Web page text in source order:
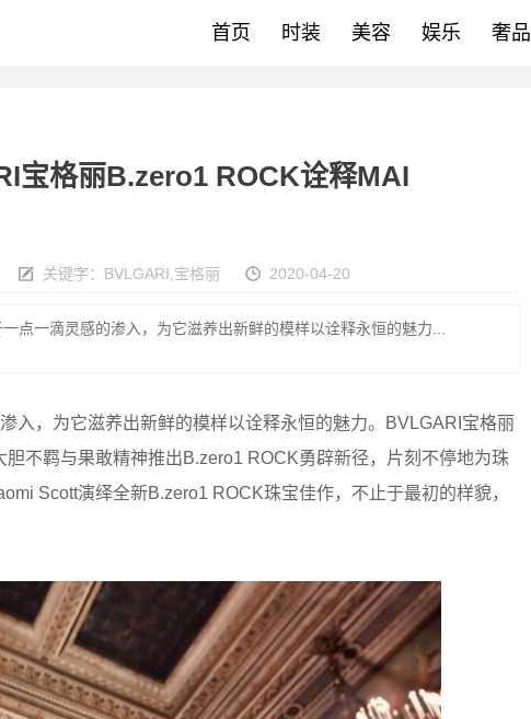
首页 时装 美容 娱乐 奢品
宝格丽B.zero1 ROCK诠释MAI
关键字： BVLGARI 宝格丽 2020-04-20
点一滴灵感的渗入，为它滋养出新鲜的模样以诠释永恒的魅力...
入，为它滋养出新鲜的模样以诠释永恒的魅力。BVLGARI宝格丽
不羁与果敢精神推出B.zero1 ROCK勇辟新径，片刻不停地为珠
Scott演绎全新B.zero1 ROCK珠宝佳作，不止于最初的样貌，